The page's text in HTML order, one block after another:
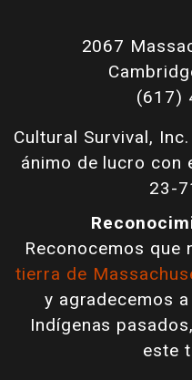
2067
(617)
Cultural Survival,
ánimo de lucro con
23-
Reconocemos que
tierra de
y agradecemos
Indígenas
este